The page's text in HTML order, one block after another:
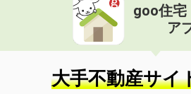
goo住宅
ア
大手不動産サイ